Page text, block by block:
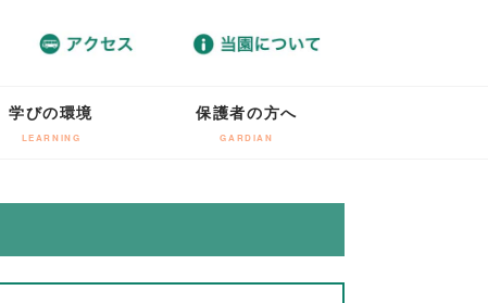
学びの環境
LEARNING
保護者の方へ
GARDIAN